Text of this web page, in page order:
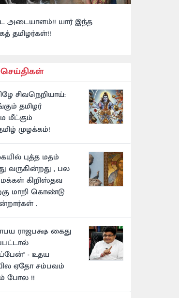
அடையாளம்!! யார் இந்த
தமிழர்கள்!!
செய்திகள்
சிவநெறியாய்:
தமிழர்
மீட்கும்
முழக்கம்!
புத்த மதம்
வருகின்றது , பல
கிறிஸ்தவ
மாறி கொண்டு
.
ராஜபக்ஷ கைது
- உதய
ஏதோ சம்பவம்
போல !!